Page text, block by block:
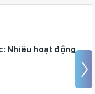
Nhiều hoạt động